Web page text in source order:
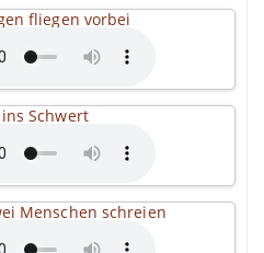
fliegen vorbei
Schwert
Menschen schreien